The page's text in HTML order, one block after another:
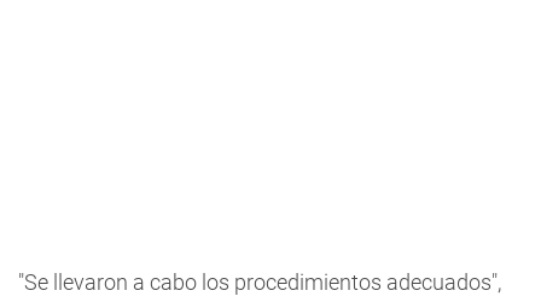
"Se llevaron a cabo los procedimientos adecuados",